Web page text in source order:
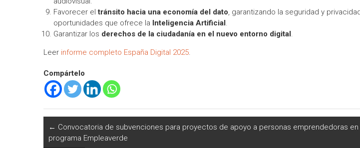
Favorecer eltránsito hacia una economía del dato, garantizando la seguridad y
oportunidades que ofrece la Inteligencia Artificial.
Garantizar los derechos de la ciudadanía en el nuevo entorno digital.
Leer informe completo España Digital 2025.
Compártelo
← Convocatoria de subvenciones para proyectos de apoyo a personas emprendedoras
programa Empleaverde